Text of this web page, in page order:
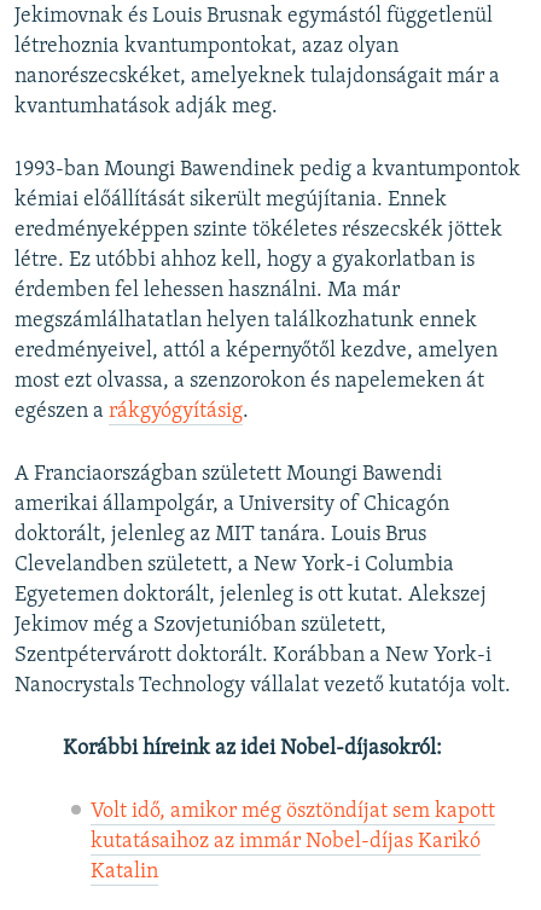
Jekimovnak és Louis Brusnak egymástól függetlenül
létrehoznia kvantumpontokat, azaz olyan
nanorészecskéket, amelyeknek tulajdonságait már a
kvantumhatások adják meg.
1993-ban Moungi Bawendinek pedig a kvantumpontok
kémiai előállítását sikerült megújítania. Ennek
eredményeképpen szinte tökéletes részecskék jöttek
létre. Ez utóbbi ahhoz kell, hogy a gyakorlatban is
érdemben fel lehessen használni. Ma már
megszámlálhatatlan helyen találkozhatunk ennek
eredményeivel, attól a képernyőtől kezdve, amelyen
most ezt olvassa, a szenzorokon és napelemeken át
egészen a rákgyógyításig.
A Franciaországban született Moungi Bawendi
amerikai állampolgár, a University of Chicagón
doktorált, jelenleg az MIT tanára. Louis Brus
Clevelandben született, a New York-i Columbia
Egyetemen doktorált, jelenleg is ott kutat. Alekszej
Jekimov még a Szovjetunióban született,
Szentpétervárott doktorált. Korábban a New York-i
Nanocrystals Technology vállalat vezető kutatója volt.
Korábbi híreink az idei Nobel-díjasokról:
Volt idő, amikor még ösztöndíjat sem kapott
kutatásaihoz az immár Nobel-díjas Karikó
Katalin